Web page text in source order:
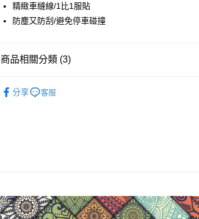
悠遊付
AFTEE先享後付
【關於「AFTEE先享後付」】
AFTEE先享後付是「在收到商品之後才付款」的支付方式。 讓
３．收到繳費通知簡訊後14天內，點擊此簡訊中的連結，可
／ATM／網路銀行／等多元方式進行付款，方視為交易完成。
ATM付款
每筆NT$60，滿NT$1,000(含以上)免運費
精緻車縫線/1比1服貼
防塵又防刮/避免停車碰撞
商品相關分類 (3)
分享 客服